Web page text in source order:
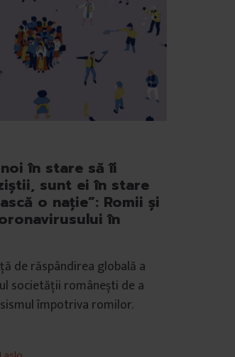
în stare să îi
sunt ei în stare
o nație”: Romii și
în
de răspândirea globală a
societății românești de a
împotriva romilor.